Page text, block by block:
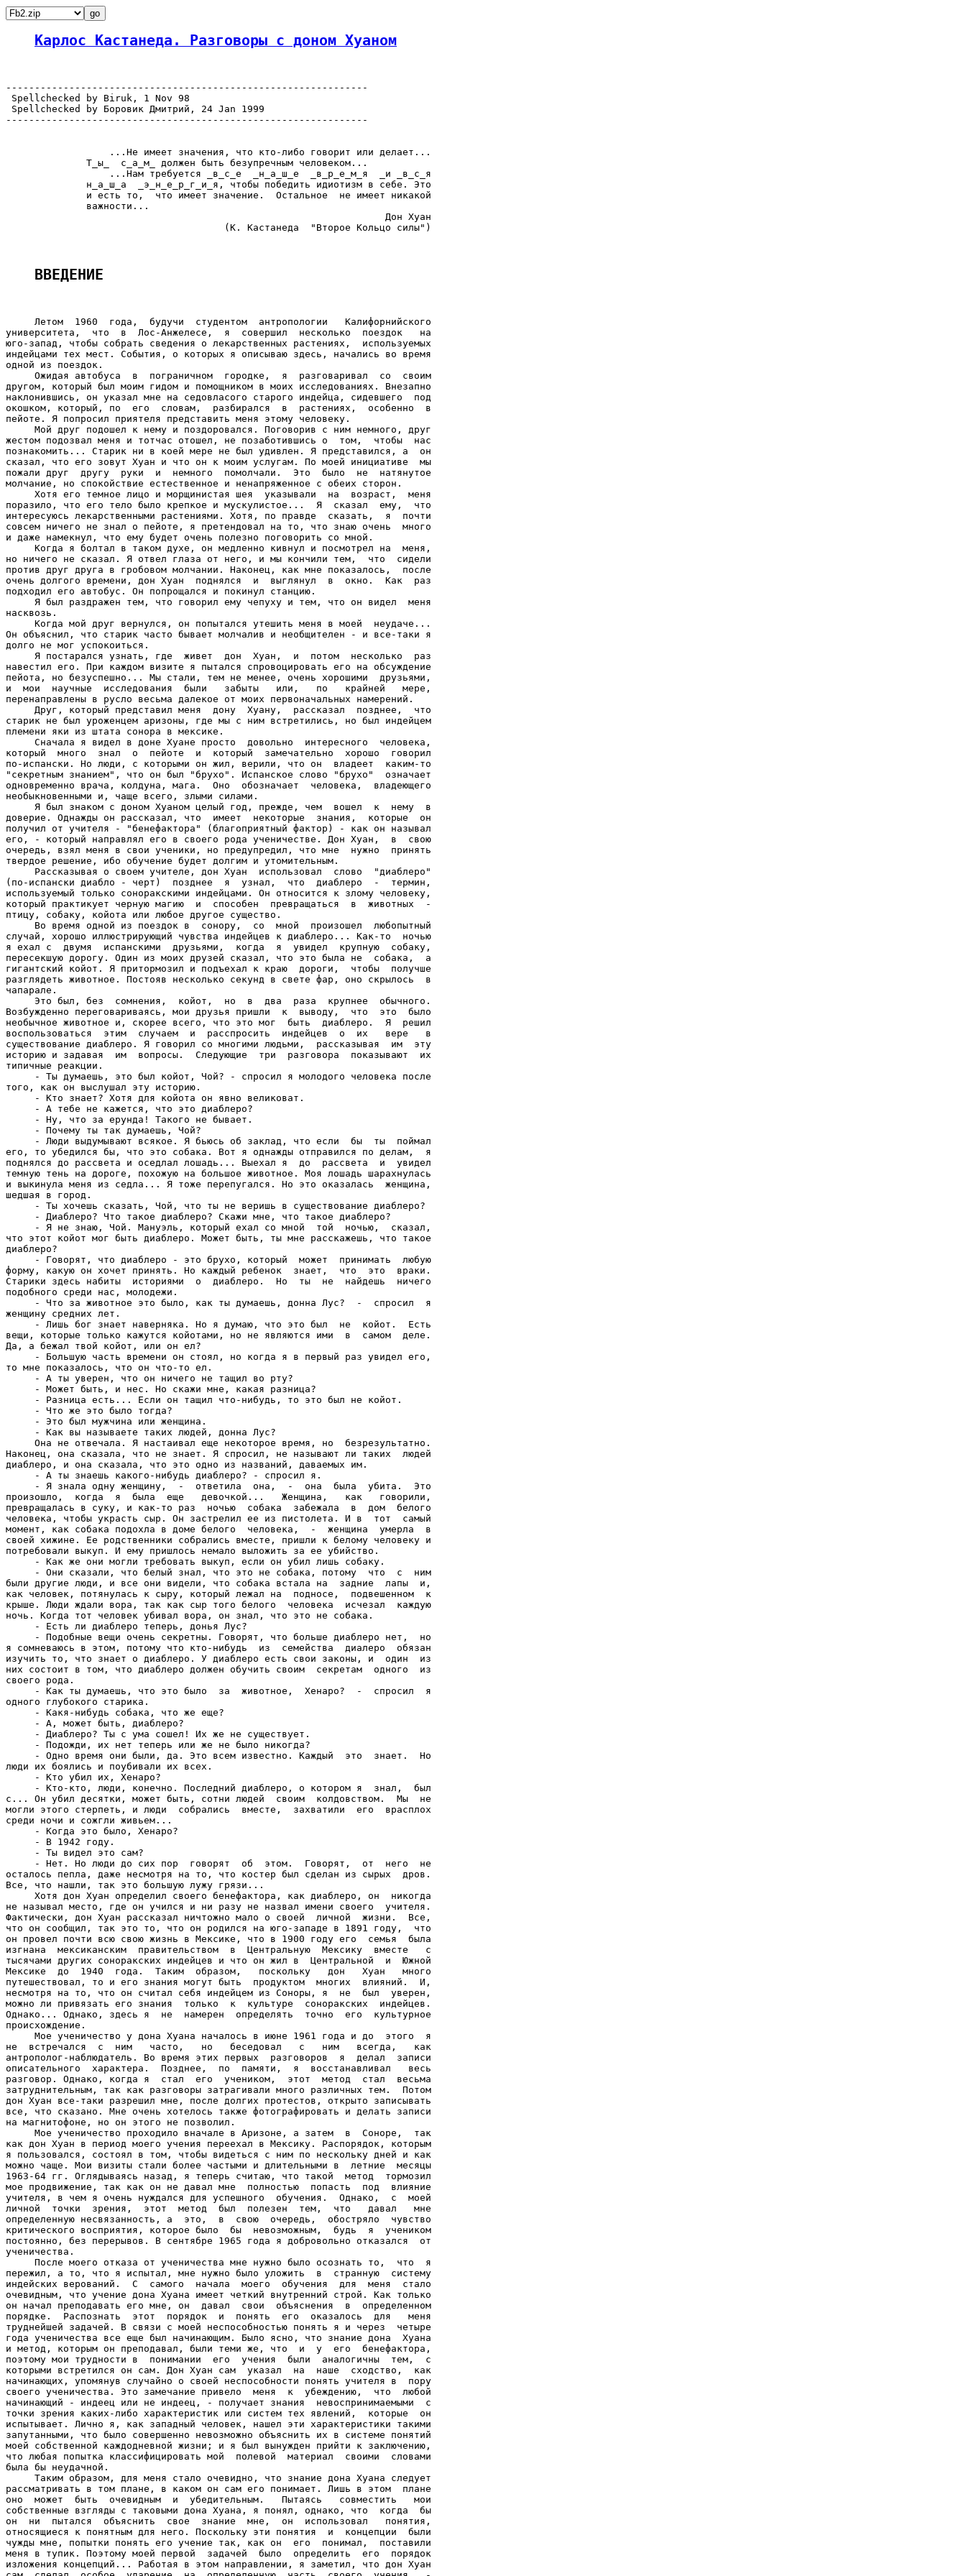
Карлос Кастанеда. Разговоры с доном Хуаном
---------------------------------------------------------------
Spellchecked by Biruk, 1 Nov 98
Spellchecked by Боровик Дмитрий, 24 Jan 1999
---------------------------------------------------------------
                  ...Не имеет значения, что кто-либо говорит или делает...
              Т_ы_  с_а_м_ должен быть безупречным человеком...
                  ...Нам требуется _в_с_е  _н_а_ш_е  _в_р_е_м_я  _и _в_с_я
              н_а_ш_а  _э_н_е_р_г_и_я, чтобы победить идиотизм в себе. Это
              и есть то,  что имеет значение.  Остальное  не имеет никакой
              важности...
                                                                  Дон Хуан
                                      (К. Кастанеда  "Второе Кольцо силы")
ВВЕДЕНИЕ